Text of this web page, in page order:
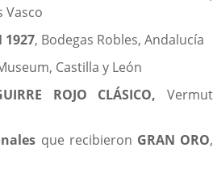
Vasco
1927, Bodegas Robles, Andalucía
Castilla y León
ROJO CLÁSICO,Vermut
que recibieron GRAN ORO,